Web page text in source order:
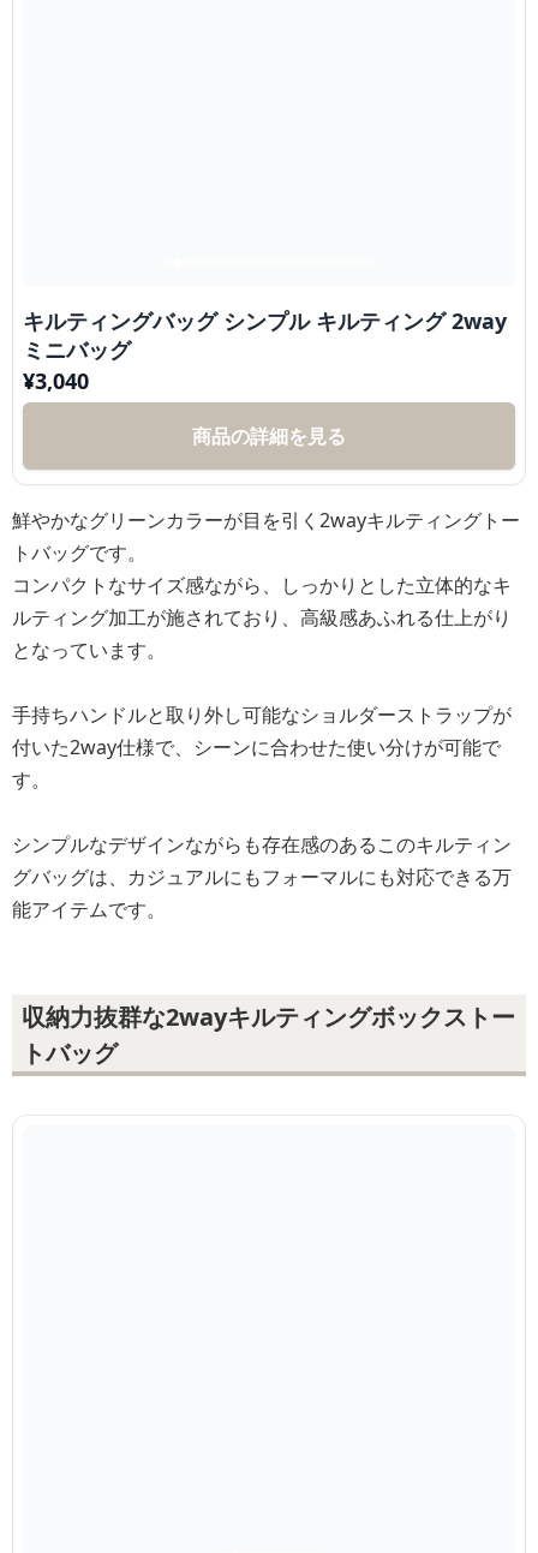
キルティングバッグ シンプル キルティング 2way
ミニバッグ
¥3,040
商品の詳細を見る
鮮やかなグリーンカラーが目を引く2wayキルティングトー
トバッグです。
コンパクトなサイズ感ながら、しっかりとした立体的なキ
ルティング加工が施されており、高級感あふれる仕上がり
となっています。
手持ちハンドルと取り外し可能なショルダーストラップが
付いた2way仕様で、シーンに合わせた使い分けが可能で
す。
シンプルなデザインながらも存在感のあるこのキルティン
グバッグは、カジュアルにもフォーマルにも対応できる万
能アイテムです。
収納力抜群な2wayキルティングボックストー
トバッグ